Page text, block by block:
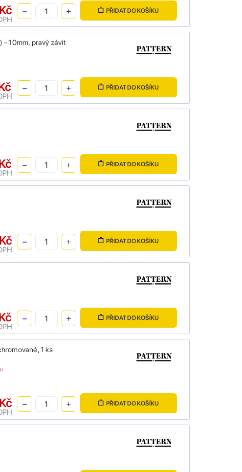
PŘIDAT DO KOŠÍKU
- 10mm, pravý závit
PŘIDAT DO KOŠÍKU
PŘIDAT DO KOŠÍKU
PŘIDAT DO KOŠÍKU
PŘIDAT DO KOŠÍKU
1 ks
PŘIDAT DO KOŠÍKU